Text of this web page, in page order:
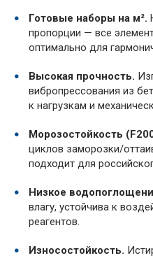
Готовые наборы на м².
пропорции — все
оптимально для
Высокая прочность.
вибропрессования из
к нагрузкам и
Морозостойкость
циклов заморозки/
подходит для
Низкое
влагу, устойчива к
реагентов.
Износостойкость.